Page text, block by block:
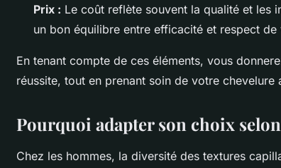
Prix : Le coût reflète souvent la qualité et les
un bon équilibre entre efficacité et respect de
En tenant compte de ces éléments, vous
réussite, tout en prenant soin de votre chevelure
Pourquoi adapter son choix
Chez les hommes, la diversité des textures